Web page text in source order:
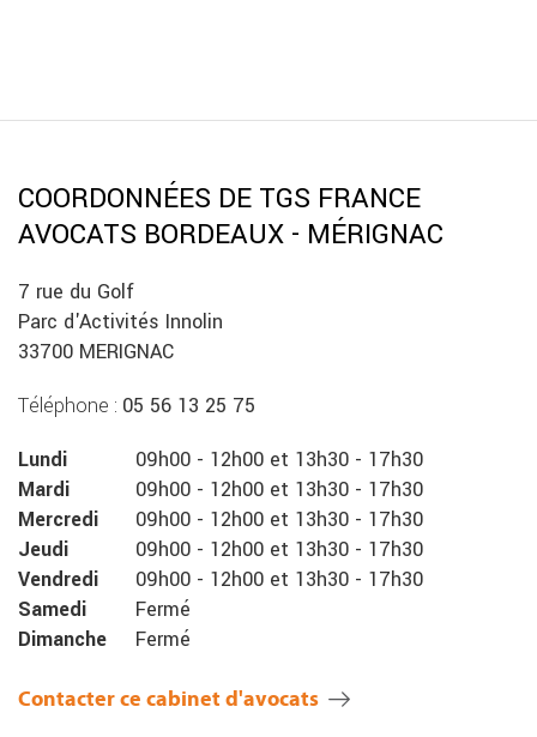
COORDONNÉES DE TGS FRANCE
AVOCATS BORDEAUX - MÉRIGNAC
7 rue du Golf
Parc d'Activités Innolin
33700 MERIGNAC
Téléphone : 05 56 13 25 75
Lundi
09h00 - 12h00 et 13h30 - 17h30
Mardi
09h00 - 12h00 et 13h30 - 17h30
Mercredi
09h00 - 12h00 et 13h30 - 17h30
Jeudi
09h00 - 12h00 et 13h30 - 17h30
Vendredi
09h00 - 12h00 et 13h30 - 17h30
Samedi
Fermé
Dimanche
Fermé
Contacter ce cabinet d'avocats